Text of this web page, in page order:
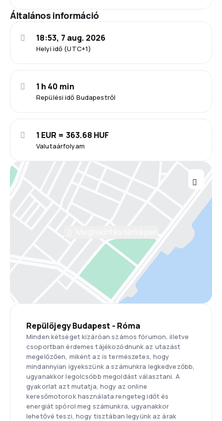
Általános információ
Helyi idő (UTC+1)
18:53, 7 aug. 2026
Repülési idő Budapestről
1 h 40 min
Valutaárfolyam
1 EUR = 363.68 HUF
Repülőjegy Budapest - Róma
Minden kétséget kizáróan számos fórumon, illetve
csoportban érdemes tájékozódnunk az utazást
megelőzően, miként az is természetes, hogy
mindannyian igyekszünk a számunkra legkedvezőbb,
ugyanakkor legolcsóbb megoldást választani. A
gyakorlat azt mutatja, hogy az online
keresőmotorok használata rengeteg időt és
energiát spórol meg számunkra, ugyanakkor
lehetővé teszi, hogy tisztában legyünk az árak